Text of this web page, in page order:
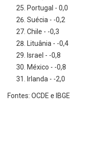
Portugal - 0,0
Suécia - -0,2
Chile - -0,3
Lituânia - -0,4
Israel - -0,8
México - -0,8
Irlanda - -2,0
Fontes: OCDE e IBGE